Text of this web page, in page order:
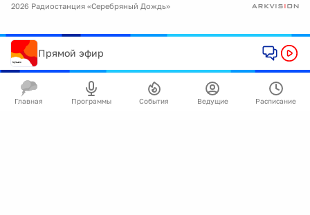
2026 Радиостанция «Серебряный Дождь»
Прямой эфир
Главная Программы События Ведущие Расписание